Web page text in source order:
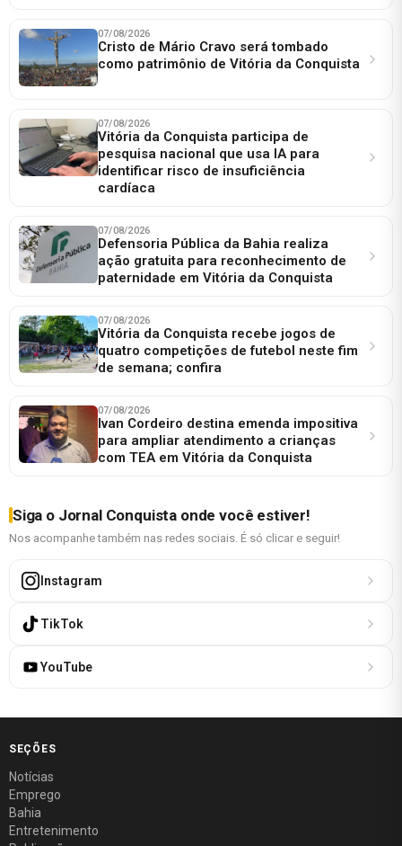
07/08/2026
Cristo de Mário Cravo será tombado
como patrimônio de Vitória da Conquista
07/08/2026
Vitória da Conquista participa de
pesquisa nacional que usa IA para
identificar risco de insuficiência
cardíaca
07/08/2026
Defensoria Pública da Bahia realiza
ação gratuita para reconhecimento de
paternidade em Vitória da Conquista
07/08/2026
Vitória da Conquista recebe jogos de
quatro competições de futebol neste fim
de semana; confira
07/08/2026
Ivan Cordeiro destina emenda impositiva
para ampliar atendimento a crianças
com TEA em Vitória da Conquista
Siga o Jornal Conquista onde você estiver!
Nos acompanhe também nas redes sociais. É só clicar e seguir!
Instagram
TikTok
YouTube
SEÇÕES
Notícias
Emprego
Bahia
Entretenimento